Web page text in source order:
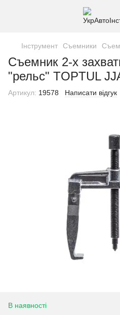
Інструмент Съемники
Съемник 2-х
"рельс" TOPTUL
Артикул: 19578 Написати відгук
В наявності